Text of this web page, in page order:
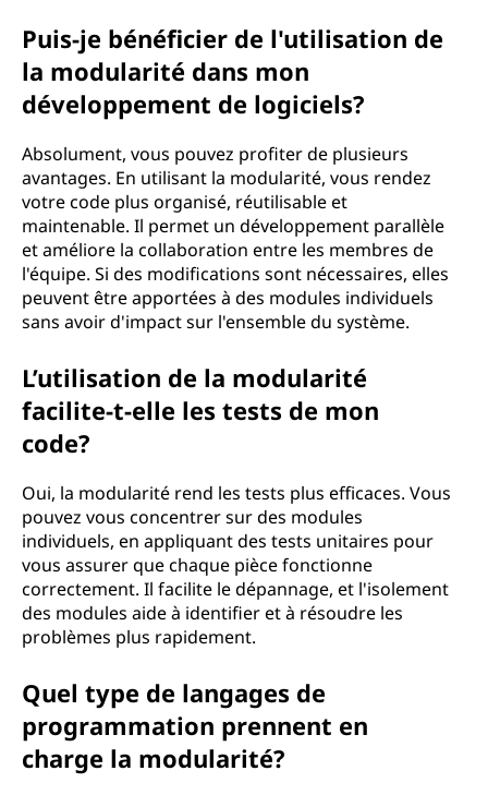
Puis-je bénéficier de l'utilisation de
la modularité dans mon
développement de logiciels?
Absolument, vous pouvez profiter de plusieurs
avantages. En utilisant la modularité, vous rendez
votre code plus organisé, réutilisable et
maintenable. Il permet un développement parallèle
et améliore la collaboration entre les membres de
l'équipe. Si des modifications sont nécessaires, elles
peuvent être apportées à des modules individuels
sans avoir d'impact sur l'ensemble du système.
L’utilisation de la modularité
facilite-t-elle les tests de mon
code?
Oui, la modularité rend les tests plus efficaces. Vous
pouvez vous concentrer sur des modules
individuels, en appliquant des tests unitaires pour
vous assurer que chaque pièce fonctionne
correctement. Il facilite le dépannage, et l'isolement
des modules aide à identifier et à résoudre les
problèmes plus rapidement.
Quel type de langages de
programmation prennent en
charge la modularité?